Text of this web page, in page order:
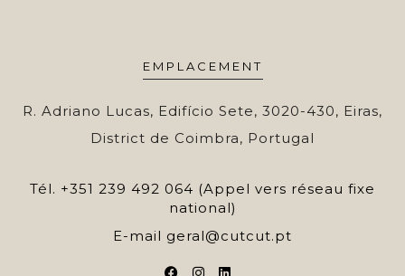
EMPLACEMENT
R. Adriano Lucas, Edifício Sete, 3020-430, Eiras,
District de Coimbra, Portugal
Tél. +351 239 492 064 (Appel vers réseau fixe
national)
E-mail geral@cutcut.pt